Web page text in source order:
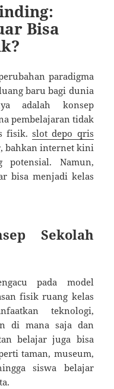
Bisa
paradigma
baru bagi dunia
adalah konsep
pembelajaran tidak
fisik.slot depo qris
bahkan internet kini
potensial. Namun,
bisa menjadi kelas
Sekolah
pada model
fisik ruang kelas
teknologi,
di mana saja dan
belajar juga bisa
taman, museum,
siswa belajar